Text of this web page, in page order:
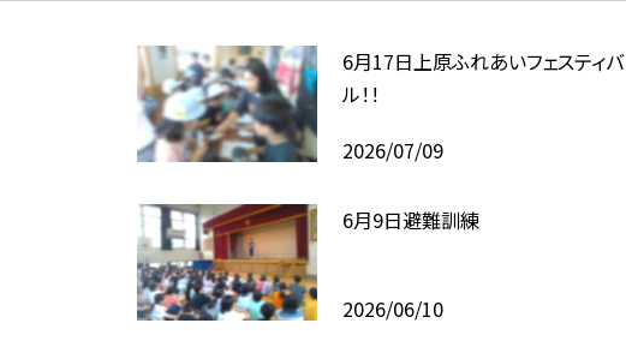
6月17日上原ふれあいフェスティバ
ル！！
2026/07/09
6月9日避難訓練
2026/06/10